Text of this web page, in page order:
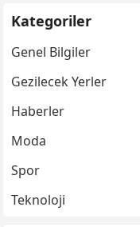
Kategoriler
Genel Bilgiler
Gezilecek Yerler
Haberler
Moda
Spor
Teknoloji